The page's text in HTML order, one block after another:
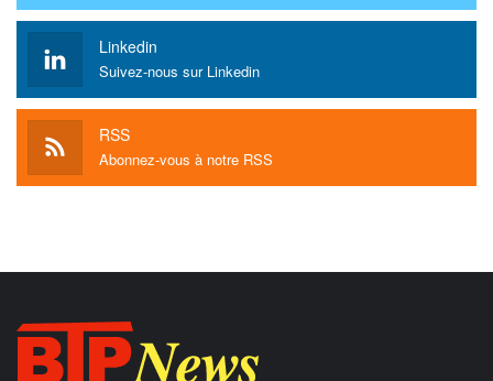
Linkedin
Suivez-nous sur Linkedin
RSS
Abonnez-vous à notre RSS